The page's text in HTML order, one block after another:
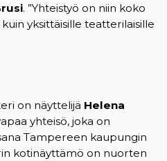
. ”Yhteistyö on niin koko
yksittäisille teatterilaisille
on näyttelijä Helena
yhteisö, joka on
Tampereen kaupungin
kotinäyttämö on nuorten